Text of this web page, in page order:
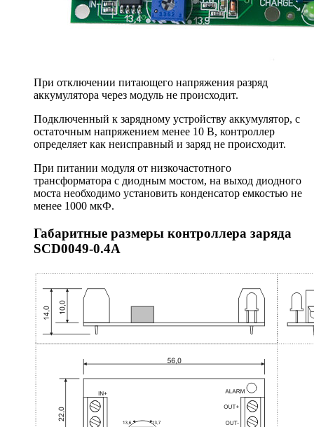
При отключении питающего напряжения разряд
аккумулятора через модуль не происходит.
Подключенный к зарядному устройству аккумулятор, с
остаточным напряжением менее 10 В, контроллер
определяет как неисправный и заряд не происходит.
При питании модуля от низкочастотного
трансформатора с диодным мостом, на выход диодного
моста необходимо установить конденсатор емкостью не
менее 1000 мкФ.
Габаритные размеры контроллера заряда
SCD0049-0.4A